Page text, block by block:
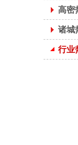
高密
诸城
行业